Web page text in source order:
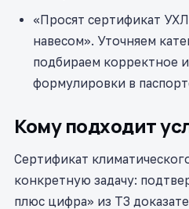
«Просят сертификат
навесом». Уточняем
подбираем корректное
формулировки в
Кому подходит
Сертификат
конкретную задачу:
плюс цифра» из ТЗ